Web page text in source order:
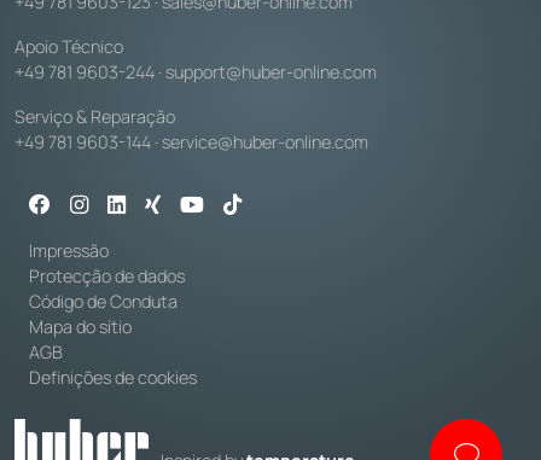
Apoio Técnico
+49 781 9603-244 · support@huber-online.com
Serviço & Reparação
+49 781 9603-144 · service@huber-online.com
Impressão
Protecção de dados
Código de Conduta
Mapa do sítio
AGB
Definições de cookies